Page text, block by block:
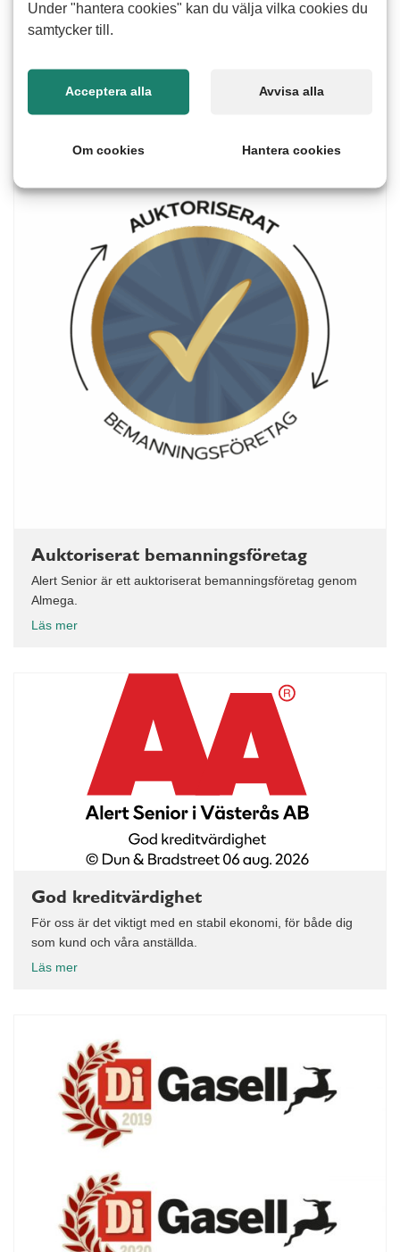
storlekar och branscher, från små bolag till större
verksamheter. Genom att hyra personal från Alert Senior
Auktoriserat bemanningsföretag
Alert Senior är ett auktoriserat bemanningsföretag genom
Almega.
Läs mer
God kreditvärdighet
För oss är det viktigt med en stabil ekonomi, för både dig
som kund och våra anställda.
Läs mer
Under "hantera cookies" kan du välja vilka cookies du
samtycker till.
Acceptera alla Avvisa alla
Om cookies Hantera cookies